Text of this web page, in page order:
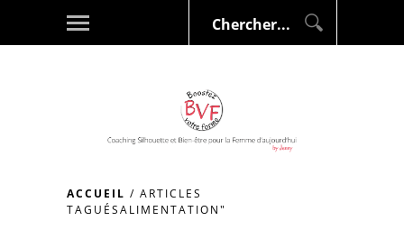
ACCUEIL / ARTICLES
TAGUÉSALIMENTATION"